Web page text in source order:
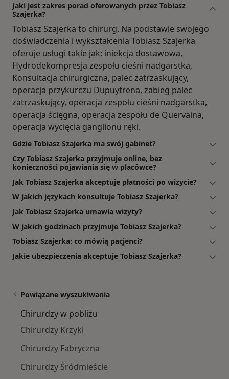
Jaki jest zakres porad oferowanych przez Tobiasz
Szajerka?
Tobiasz Szajerka to chirurg. Na podstawie swojego
doświadczenia i wykształcenia Tobiasz Szajerka
oferuje usługi takie jak: iniekcja dostawowa,
Hydrodekompresja zespołu cieśni nadgarstka,
Konsultacja chirurgiczna, palec zatrzaskujący,
operacja przykurczu Dupuytrena, zabieg palec
zatrzaskujący, operacja zespołu cieśni nadgarstka,
operacja ścięgna, operacja zespołu de Quervaina,
operacja wycięcia ganglionu ręki.
Gdzie Tobiasz Szajerka ma swój gabinet?
Czy Tobiasz Szajerka przyjmuje online, bez
konieczności pojawiania się w placówce?
Jak Tobiasz Szajerka akceptuje płatności po wizycie?
W jakich językach konsultuje Tobiasz Szajerka?
Jak Tobiasz Szajerka umawia wizyty?
W jakich godzinach przyjmuje Tobiasz Szajerka?
Tobiasz Szajerka: co mówią pacjenci?
Jakie ubezpieczenia akceptuje Tobiasz Szajerka?
Powiązane wyszukiwania
Chirurdzy w pobliżu
Chirurdzy Krzyki
Chirurdzy Fabryczna
Chirurdzy Śródmieście